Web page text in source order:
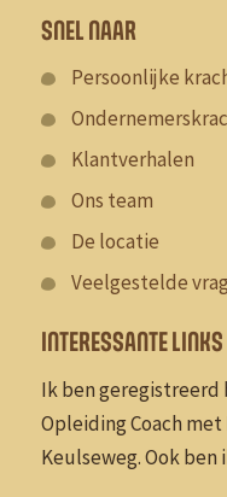
SNEL NAAR
Persoonlijke
Klantverhalen
Ons team
De locatie
Veelgestelde
INTERESSANTE
Ik ben geregistreerd
Opleiding Coach
Keulseweg. Ook